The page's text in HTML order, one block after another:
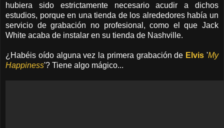
hubiera sido estrictamente necesario acudir a dichos
estudios, porque en una tienda de los alrededores había un
servicio de grabación no profesional, como el que Jack
White acaba de instalar en su tienda de Nashville.
¿Habéis oído alguna vez la primera grabación de Elvis 'My
Happiness'? Tiene algo mágico...